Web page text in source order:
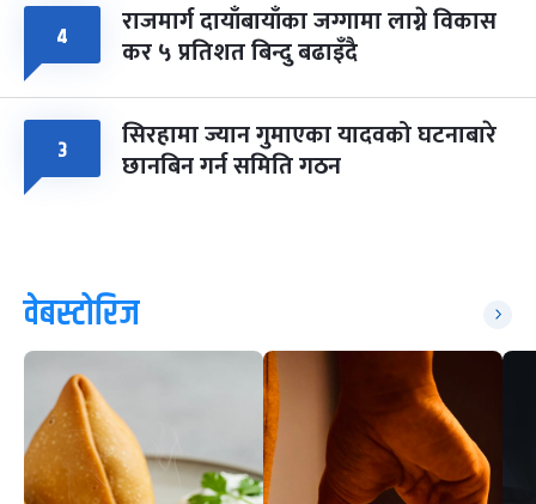
४ राजमार्ग दायाँबायाँका जग्गामा लाग्ने विकास
कर ५ प्रतिशत बिन्दु बढाइँदै
३ सिरहामा ज्यान गुमाएका यादवको घटनाबारे
छानबिन गर्न समिति गठन
वेबस्टोरिज